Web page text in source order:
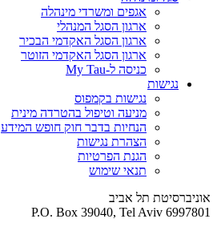
אגפים ומשרדי מינהלה
ארגון הסגל המנהלי
ארגון הסגל האקדמי הבכיר
ארגון הסגל האקדמי הזוטר
כניסה ל-My Tau
נגישות
נגישות בקמפוס
מניעה וטיפול בהטרדה מינית
הנחיות בדבר חוק חופש המידע
הצהרת נגישות
הגנת הפרטיות
תנאי שימוש
אוניברסיטת תל אביב
P.O. Box 39040, Tel Aviv 6997801